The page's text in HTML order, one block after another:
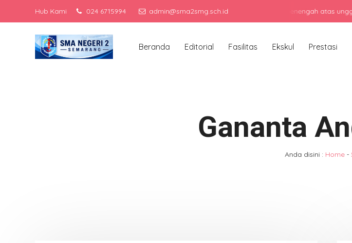
Hub Kami 024 6715994 admin@sma2smg.sch.idMenjadi sekolah menengah atas
Beranda Editorial Fasilitas Ekskul Prestasi
Gananta
Anda disini : Home -